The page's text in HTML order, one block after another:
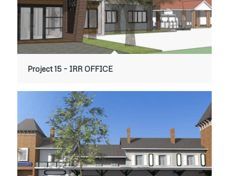
Project 15 – IRR OFFICE